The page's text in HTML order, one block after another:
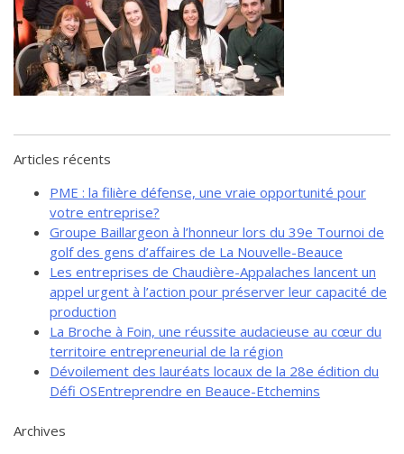
de solidarité
Futurpreneur
Toile entrepreneuriale Nouvelle-
Beauce
Articles récents
PME : la filière défense, une vraie opportunité pour
votre entreprise?
Groupe Baillargeon à l’honneur lors du 39e Tournoi de
golf des gens d’affaires de La Nouvelle-Beauce
Les entreprises de Chaudière-Appalaches lancent un
appel urgent à l’action pour préserver leur capacité de
production
La Broche à Foin, une réussite audacieuse au cœur du
territoire entrepreneurial de la région
Dévoilement des lauréats locaux de la 28e édition du
Défi OSEntreprendre en Beauce-Etchemins
Archives